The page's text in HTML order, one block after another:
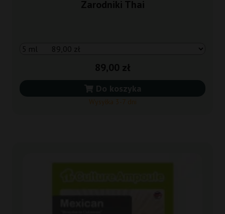
Zarodniki Thai
89,00 zł
Do koszyka
Wysyłka 3-7 dni